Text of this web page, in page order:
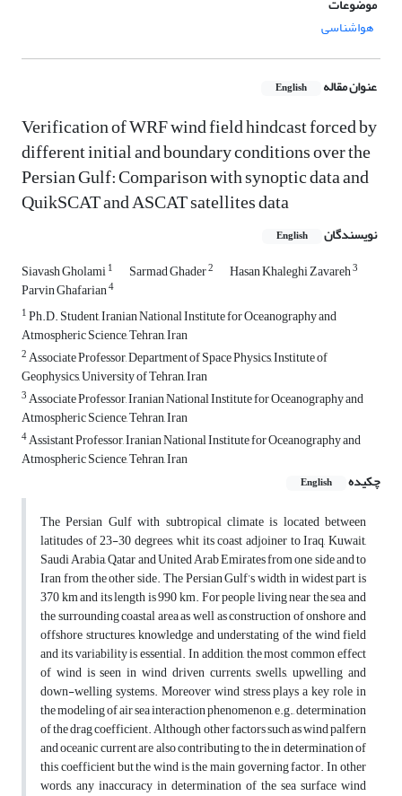
موضوعات
هواشناسی
عنوان مقاله English
Verification of WRF wind field hindcast forced by
different initial and boundary conditions over the
Persian Gulf: Comparison with synoptic data and
QuikSCAT and ASCAT satellites data
نویسندگان English
Siavash Gholami1 Sarmad Ghader2 Hasan Khaleghi Zavareh3
Parvin Ghafarian4
1Ph.D. Student, Iranian National Institute for Oceanography and
Atmospheric Science, Tehran, Iran
2Associate Professor, Department of Space Physics, Institute of
Geophysics, University of Tehran, Iran
3Associate Professor, Iranian National Institute for Oceanography and
Atmospheric Science, Tehran, Iran
4Assistant Professor, Iranian National Institute for Oceanography and
Atmospheric Science, Tehran, Iran
چکیده
English
The Persian Gulf with subtropical climate is located between
latitudes of 23-30 degrees, whit its coast adjoiner to Iraq, Kuwait,
Saudi Arabia, Qatar and United Arab Emirates from one side and to
Iran from the other side. The Persian Gulf’s width in widest part is
370 km and its length is 990 km. For people living near the sea and
the surrounding coastal area as well as construction of onshore and
offshore structures, knowledge and understating of the wind field
and its variability is essential. In addition, the most common effect
of wind is seen in wind driven currents, swells, upwelling and
down-welling systems. Moreover wind stress plays a key role in
the modeling of air sea interaction phenomenon, e.g., determination
of the drag coefficient. Although other factors such as wind palfern
and oceanic current are also contributing to the in determination of
this coefficient but the wind is the main governing factor. In other
words, any inaccuracy in determination of the sea surface wind